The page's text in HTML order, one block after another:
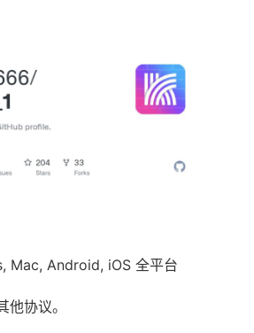
Mac, Android, iOS 全平台
协议。